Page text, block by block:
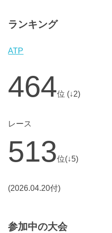
ランキング
ATP
464位 (↓2)
レース
513位(↓5)
(2026.04.20付)
参加中の大会